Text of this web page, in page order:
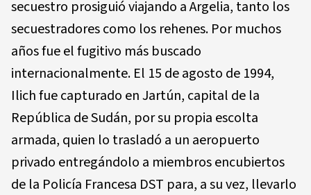
secuestro prosiguió viajando a Argelia, tanto los
secuestradores como los rehenes. Por muchos
años fue el fugitivo más buscado
internacionalmente. El 15 de agosto de 1994,
Ilich fue capturado en Jartún, capital de la
República de Sudán, por su propia escolta
armada, quien lo trasladó a un aeropuerto
privado entregándolo a miembros encubiertos
de la Policía Francesa DST para, a su vez, llevarlo